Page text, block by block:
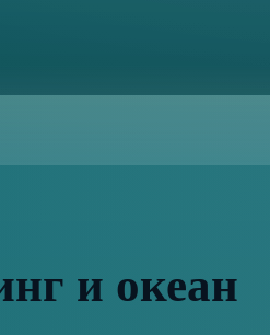
и океан